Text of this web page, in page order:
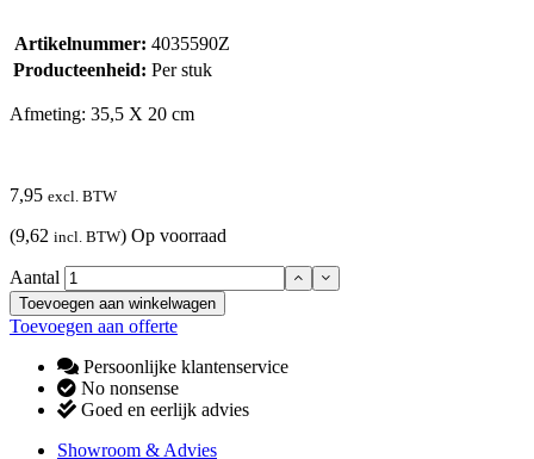
Artikelnummer: 4035590Z
Producteenheid: Per stuk
Afmeting: 35,5 X 20 cm
7,95 excl. BTW
(9,62 incl. BTW) Op voorraad
Aantal
Toevoegen aan winkelwagen
Toevoegen aan offerte
Persoonlijke klantenservice
No nonsense
Goed en eerlijk advies
Showroom & Advies